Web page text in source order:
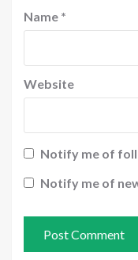
Name *
Website
Notify me of
Notify me of